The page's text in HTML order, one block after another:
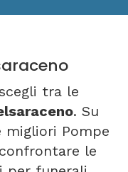
tra le
. Su
Pompe
le